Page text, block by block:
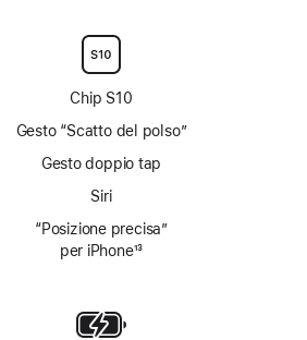
Chip S10
Gesto “Scatto del polso”
Gesto doppio tap
Siri
“Posizione precisa”
per iPhone13